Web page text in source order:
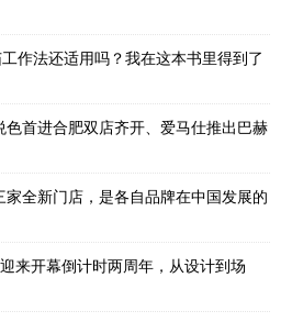
作法还适用吗？我在这本书里得到了
首进合肥双店齐开、爱马仕推出巴赫
全新门店，是各自品牌在中国发展的
来开幕倒计时两周年，从设计到场